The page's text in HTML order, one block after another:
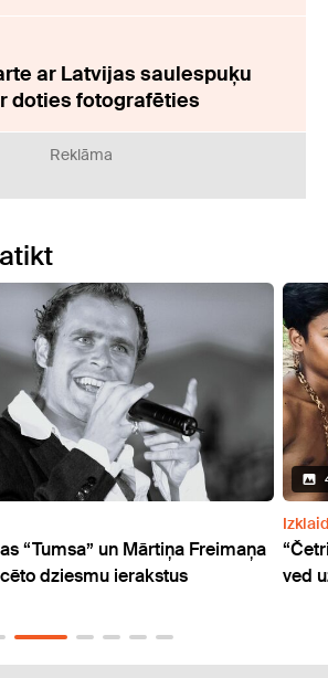
ar Latvijas saulespuķu
doties fotografēties
Reklāma
Freimaņa
4 Attēli
“Četri uz koferiem”
ved uz eksotiskajām